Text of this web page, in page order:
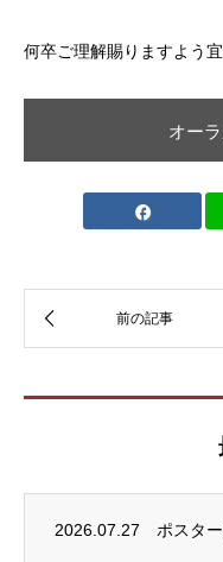
何卒ご理解賜りますよう
オー
2026.07.27 ポスタ